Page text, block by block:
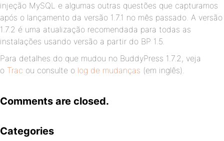
injeção MySQL e algumas outras questões que capturamos
após o lançamento da versão 1.7.1 no mês passado. A versão
1.7.2 é uma atualização recomendada para todas as
instalações usando versão a partir do BP 1.5.
Para detalhes do que mudou no BuddyPress 1.7.2, veja
o Trac ou consulte o log de mudanças (em inglês).
Comments are closed.
Categories